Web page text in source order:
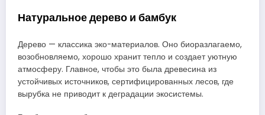
Натуральное дерево и бамбук
Дерево — классика эко-материалов. Оно биоразлагаемо,
возобновляемо, хорошо хранит тепло и создает уютную
атмосферу. Главное, чтобы это была древесина из
устойчивых источников, сертифицированных лесов, где
вырубка не приводит к деградации экосистемы.